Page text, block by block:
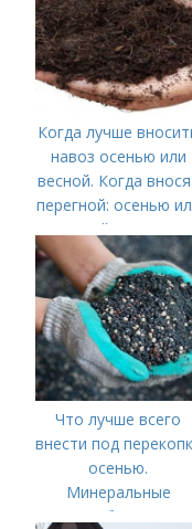
Когда лучше
навоз осенью или
весной. Когда
перегной: осенью
весной, правила
внесения
Что лучше всего
внести под
осенью.
Минеральные
удобрения